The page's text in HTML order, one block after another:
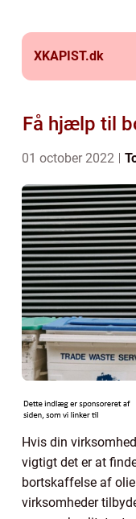
XKAPIST.dk
Få hjælp til
01 october 2022
Hvis din
vigtigt det er at
bortskaffelse af
virksomheder